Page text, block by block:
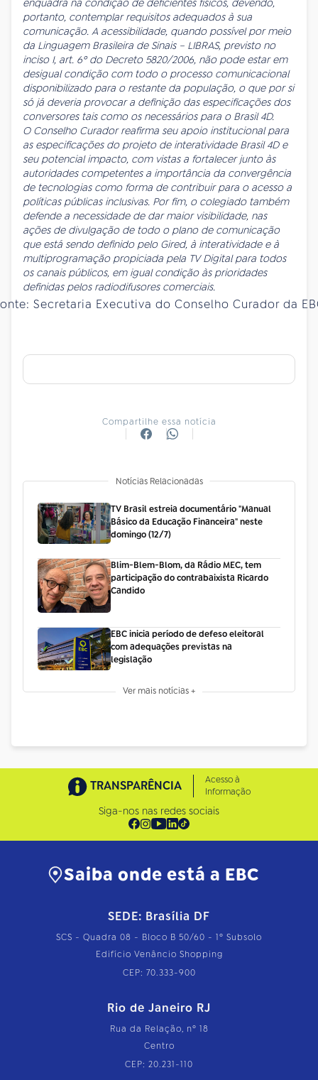
portanto, contemplar requisitos adequados à sua
comunicação. A acessibilidade, quando possível por meio
da Linguagem Brasileira de Sinais – LIBRAS, previsto no
inciso I, art. 6º do Decreto 5820/2006, não pode estar em
desigual condição com todo o processo comunicacional
disponibilizado para o restante da população, o que por si
só já deveria provocar a definição das especificações dos
conversores tais como os necessários para o Brasil 4D.
O Conselho Curador reafirma seu apoio institucional para
as especificações do projeto de interatividade Brasil 4D e
seu potencial impacto, com vistas a fortalecer junto às
autoridades competentes a importância da convergência
de tecnologias como forma de contribuir para o acesso a
políticas públicas inclusivas. Por fim, o colegiado também
defende a necessidade de dar maior visibilidade, nas
ações de divulgação de todo o plano de comunicação
que está sendo definido pelo Gired, à interatividade e à
multiprogramação propiciada pela TV Digital para todos
os canais públicos, em igual condição às prioridades
definidas pelos radiodifusores comerciais.
Secretaria Executiva do Conselho Curador da
Compartilhe essa notícia
Notícias Relacionadas
TV Brasil estreia documentário "Manual
Básico da Educação Financeira" neste
domingo (12/7)
Blim-Blem-Blom, da Rádio MEC, tem
participação do contrabaixista Ricardo
Candido
EBC inicia período de defeso eleitoral
com adequações previstas na
legislação
Ver mais notícias +
TRANSPARÊNCIA
Acesso à
Informação
Siga-nos nas redes sociais
Saiba onde está a EBC
SEDE: Brasília DF
SCS - Quadra 08 - Bloco B 50/60 - 1º Subsolo
Edifício Venâncio Shopping
CEP: 70.333-900
Rio de Janeiro RJ
Rua da Relação, nº 18
Centro
CEP: 20.231-110